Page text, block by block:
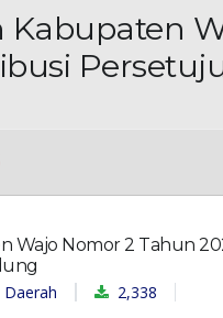
Wajo Nomor 2 Tahun
2,338